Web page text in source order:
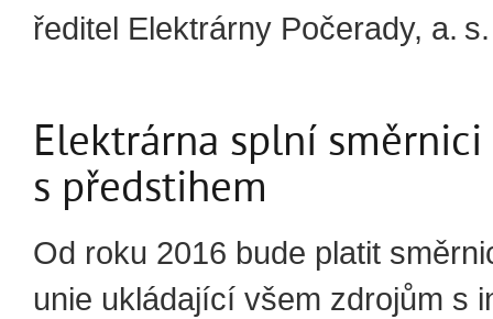
ředitel Elektrárny Počerady, a. s.
Elektrárna splní směrnici
s předstihem
Od roku 2016 bude platit
unie ukládající všem zdrojům s